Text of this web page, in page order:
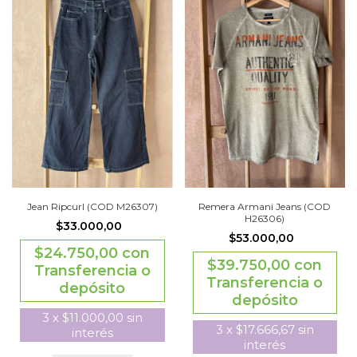
Jean Ripcurl (COD M26307)
$33.000,00
$24.750,00 con
Transferencia o
depósito
3 x $11.000,00 sin
interés
Remera Armani Jeans (COD
H26306)
$53.000,00
$39.750,00 con
Transferencia o
depósito
3 x $17.666,67 sin
interés